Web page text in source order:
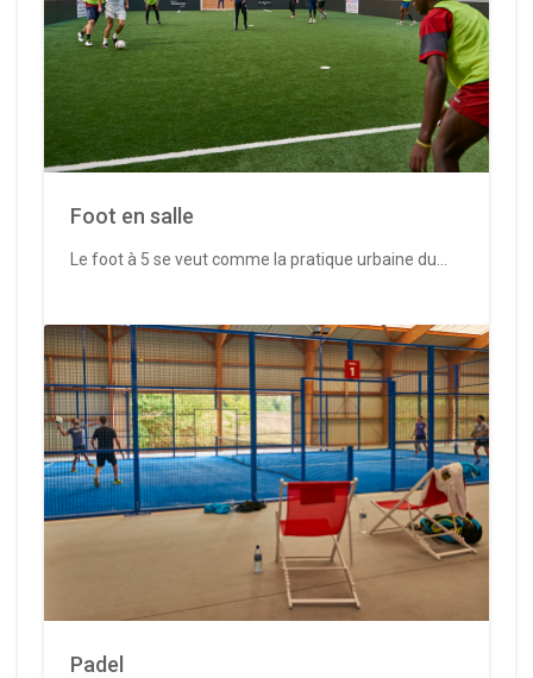
Foot en salle
Le foot à 5 se veut comme la pratique urbaine du...
Padel